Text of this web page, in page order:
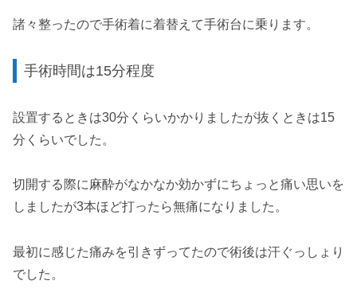
諸々整ったので手術着に着替えて手術台に乗ります。
手術時間は15分程度
設置するときは30分くらいかかりましたが抜くときは15
分くらいでした。
切開する際に麻酔がなかなか効かずにちょっと痛い思いを
しましたが3本ほど打ったら無痛になりました。
最初に感じた痛みを引きずってたので術後は汗ぐっしょり
でした。